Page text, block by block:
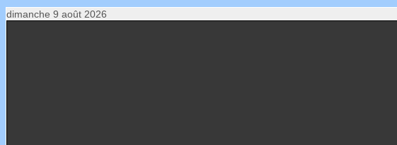
dimanche 9 août 2026